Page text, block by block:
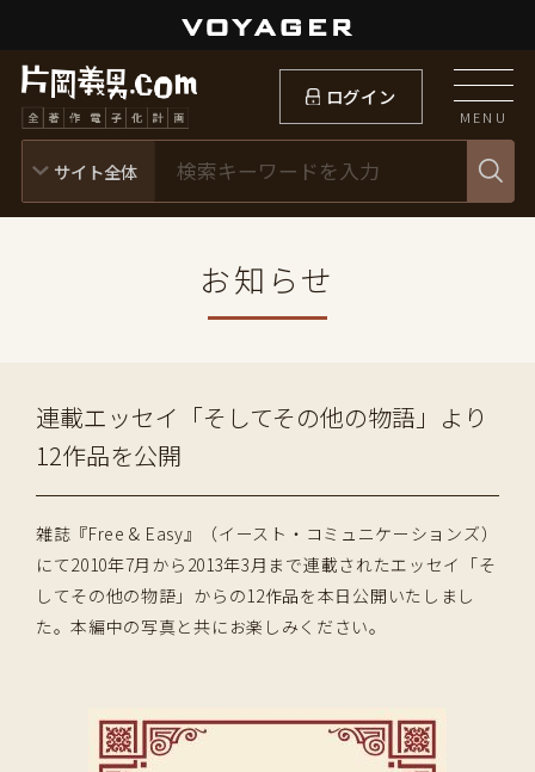
ログイン
MENU
お知らせ
連載エッセイ「そしてその他の物語」より
12作品を公開
雑誌『Free & Easy』（イースト・コミュニケーションズ）
にて2010年7月から2013年3月まで連載されたエッセイ「そ
してその他の物語」からの12作品を本日公開いたしまし
た。本編中の写真と共にお楽しみください。